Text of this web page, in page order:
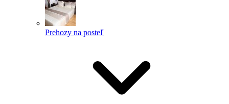
Prehozy na posteľ